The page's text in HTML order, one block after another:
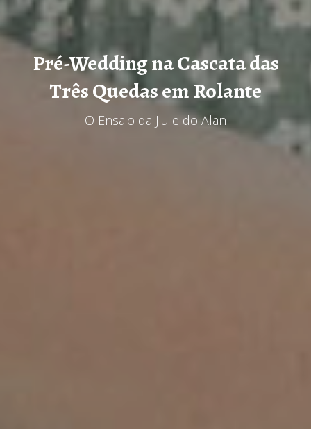
Pré-Wedding na Cascata das
Três Quedas em Rolante
O Ensaio da Jiu e do Alan